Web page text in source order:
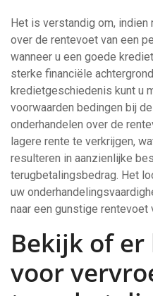
Het is verstandig om, indien
over de rentevoet van een
wanneer u een goede
sterke financiële
kredietgeschiedenis kunt u
voorwaarden bedingen bij
onderhandelen over de
lagere rente te verkrijgen,
resulteren in aanzienlijke
terugbetalingsbedrag. Het
uw
naar een gunstige
Bekijk of er
voor